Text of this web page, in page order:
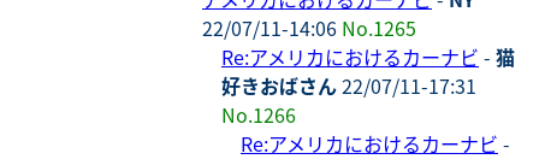
22/07/11-14:06 No.1265
Re:アメリカにおけるカーナビ - 猫
好きおばさん22/07/11-17:31
No.1266
Re:アメリカにおけるカーナビ -